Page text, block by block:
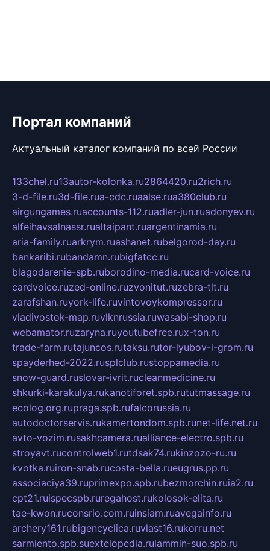
Портал компаний
Актуальный каталог компаний по всей России
133chel.ru13autor-kolonka.ru2864420.ru2rich.ru
3-d-file.ru3d-file.rua-cdc.ruaalse.rua380club.ru
airgungames.ruaccounts-112.ruadler-jun.ruadonyev.ru
alfeihavsalnassr.rualtaipant.ruargentinamia.ru
aria-family.ruarkrym.ruashanet.rubelgorod-day.ru
bankaribi.rubandamn.rubigfatcc.ru
blagodarenie-spb.ruborodino-media.rucard-voice.ru
cardvoice.ruzed-online.ruzvonitut.ruzebra-tlt.ru
zarafshan.ruyork-life.ruvintovoykompressor.ru
vladivostok-map.ruvlknrussia.ruwasabi-shop.ru
webamator.ruzaryna.ruyoutubefree.rux-ton.ru
trade-farm.rutajuncos.rutaksu.rutor-lyubov-i-grom.ru
spayderhed-2022.rusplclub.rustoppamedia.ru
snow-guard.ruslovar-ivrit.rucleanmedicine.ru
shkurki-karakulya.rukanotiforet.spb.rututmassage.ru
ecolog.org.rupraga.spb.rufalcorussia.ru
autodoctorservis.rukamertondom.spb.runet-life.net.ru
avto-vozim.rusakhcamera.rualliance-electro.spb.ru
stroyavt.rucontrolweb1.rutdsak74.rukinzozo-ru.ru
kvotka.ruiron-snab.rucosta-bella.rueugrus.pp.ru
associaciya39.ruprimexpo.spb.rubezmorchin.ruia2.ru
cpt21.ruispecspb.ruregahost.rukolosok-elita.ru
tae-kwon.ruconsrio.com.ruinsiam.ruavegainfo.ru
archery161.rubigencyclica.ruvlast16.rukorru.net
sarmiento.spb.suextelopedia.rulammin-suo.spb.ru